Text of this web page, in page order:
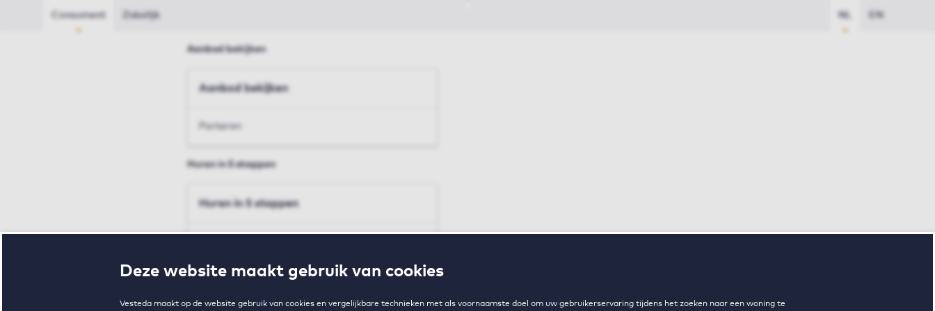
Deze website maakt gebruik van cookies
Vesteda maakt op de website gebruik van cookies en vergelijkbare technieken met als voornaamste doel om uw gebruikerservaring tijdens het zoeken naar een woning te
Consument Zakelijk NL EN
Aanbod bekijken
Aanbod bekijken
Parkeren
Huren in 5 stappen
Huren in 5 stappen
Voorwaarden en toewijzing